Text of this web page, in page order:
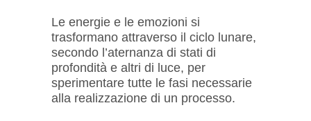
Le energie e le emozioni si
trasformano attraverso il ciclo lunare,
secondo l’aternanza di stati di
profondità e altri di luce, per
sperimentare tutte le fasi necessarie
alla realizzazione di un processo.